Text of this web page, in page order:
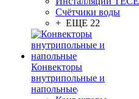
Счётчики воды
+ ЕЩЕ 22
Конвекторы
внутрипольные и
напольные